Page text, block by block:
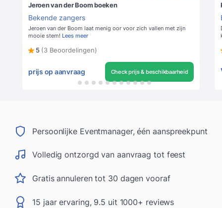
Jeroen van der Boom boeken
Bekende zangers
Jeroen van der Boom laat menig oor voor zich vallen met zijn
mooie stem! Lees meer
5 (3 Beoordelingen)
prijs op aanvraag Check prijs & beschikbaarheid
Persoonlijke Eventmanager, één aanspreekpunt
Volledig ontzorgd van aanvraag tot feest
Gratis annuleren tot 30 dagen vooraf
15 jaar ervaring, 9.5 uit 1000+ reviews